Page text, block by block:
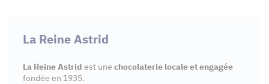
La Reine Astrid
La Reine Astrid est une chocolaterie locale et engagée
fondée en 1935.